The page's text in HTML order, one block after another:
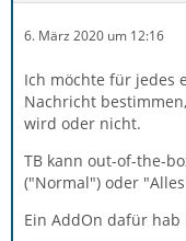
6. März 2020 um 12:16
Ich möchte für jedes
Nachricht
wird oder nicht.
TB kann out-of-the-
("Normal") oder
Ein AddOn dafür